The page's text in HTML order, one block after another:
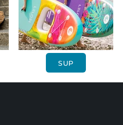
SUP